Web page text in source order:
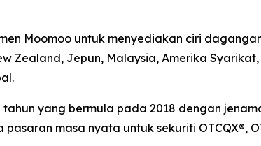
Moomoo untuk menyediakan ciri
Zealand, Jepun, Malaysia, Amerika
yang bermula pada 2018 dengan
masa nyata untuk sekuriti OTCQX®,